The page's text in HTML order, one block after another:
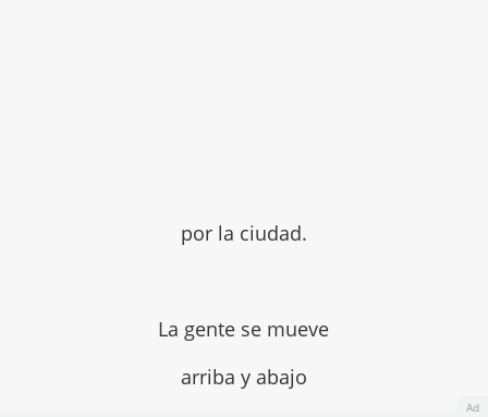
por la ciudad.
La gente se mueve
arriba y abajo
Ad